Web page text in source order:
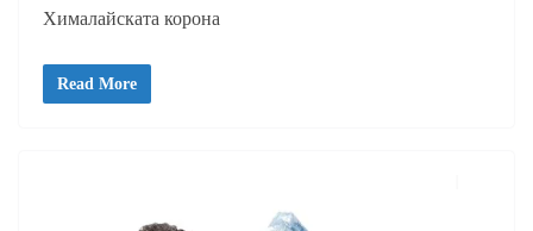
Хималайската корона
Read More